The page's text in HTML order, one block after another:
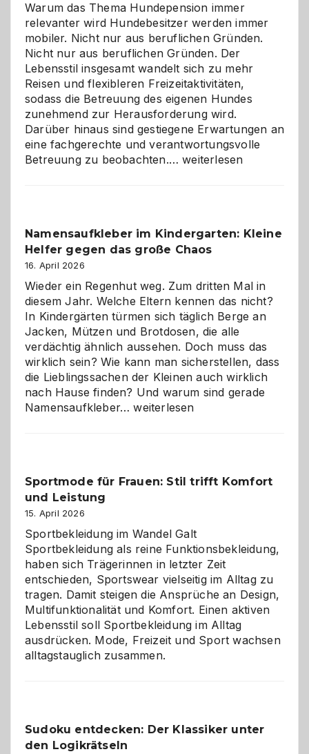
Warum das Thema Hundepension immer
relevanter wird Hundebesitzer werden immer
mobiler. Nicht nur aus beruflichen Gründen.
Nicht nur aus beruflichen Gründen. Der
Lebensstil insgesamt wandelt sich zu mehr
Reisen und flexibleren Freizeitaktivitäten,
sodass die Betreuung des eigenen Hundes
zunehmend zur Herausforderung wird.
Darüber hinaus sind gestiegene Erwartungen an
eine fachgerechte und verantwortungsvolle
Betreuung zu beobachten.…Betreuung
ist
eine
die
richtige
Wahl?
weiterlesen
Namensaufkleber im Kindergarten: Kleine
Helfer gegen das große Chaos
16. April 2026
Wieder ein Regenhut weg. Zum dritten Mal in
diesem Jahr. Welche Eltern kennen das nicht?
In Kindergärten türmen sich täglich Berge an
Jacken, Mützen und Brotdosen, die alle
verdächtig ähnlich aussehen. Doch muss das
wirklich sein? Wie kann man sicherstellen, dass
die Lieblingssachen der Kleinen auch wirklich
nach Hause finden? Und warum sind gerade
Namensaufkleber…Namensaufkleber
gegen
Chaos
weiterlesen
Sportmode für Frauen: Stil trifft Komfort
und Leistung
15. April 2026
Sportbekleidung im Wandel Galt
Sportbekleidung als reine Funktionsbekleidung,
haben sich Trägerinnen in letzter Zeit
entschieden, Sportswear vielseitig im Alltag zu
tragen. Damit steigen die Ansprüche an Design,
Multifunktionalität und Komfort. Einen aktiven
Lebensstil soll Sportbekleidung im Alltag
ausdrücken. Mode, Freizeit und Sport wachsen
alltagstauglich zusammen.
Sudoku entdecken: Der Klassiker unter
den Logikrätseln